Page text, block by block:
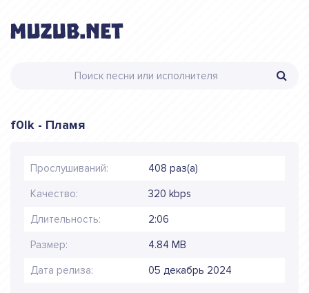
f0lk - Пламя
Прослушиваний: 408 раз(а)
Качество: 320 kbps
Длительность: 2:06
Размер: 4.84 MB
Дата релиза: 05 декабрь 2024